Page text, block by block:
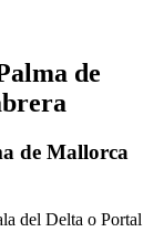
de
de Mallorca
del Delta o Portal